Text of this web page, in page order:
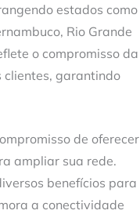
estados como
Rio Grande
o compromisso da
clientes, garantindo
de oferecer
ampliar sua rede.
benefícios para
a conectividade